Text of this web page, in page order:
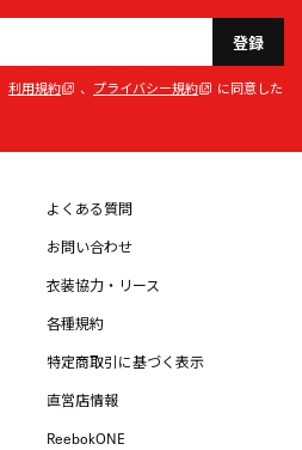
登録
利用規約 、 プライバシー規約
に同意した
よくある質問
お問い合わせ
衣装協力・リース
各種規約
特定商取引に基づく表示
直営店情報
ReebokONE